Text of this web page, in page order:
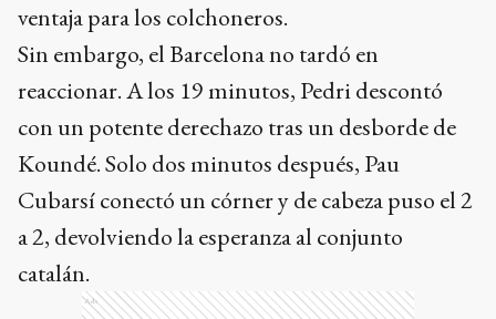
ventaja para los colchoneros.
Sin embargo, el Barcelona no tardó en
reaccionar. A los 19 minutos, Pedri descontó
con un potente derechazo tras un desborde de
Koundé. Solo dos minutos después, Pau
Cubarsí conectó un córner y de cabeza puso el 2
a 2, devolviendo la esperanza al conjunto
catalán.
Ads